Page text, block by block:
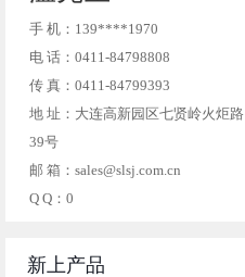
手 机：139****1970
电 话：0411-84798808
传 真：0411-84799393
地 址：大连高新园区七贤岭火炬路
39号
邮 箱：sales@slsj.com.cn
Q Q：0
新上产品